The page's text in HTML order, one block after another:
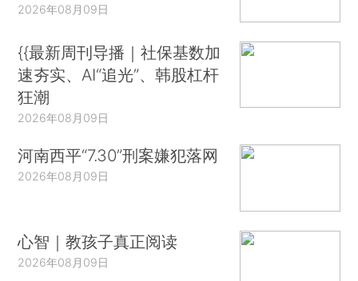
2026年08月09日
{{最新周刊导播｜社保基数加
速夯实、AI“追光”、韩股杠杆
狂潮
2026年08月09日
河南西平“7.30”刑案嫌犯落网
2026年08月09日
心智｜教孩子真正阅读
2026年08月09日